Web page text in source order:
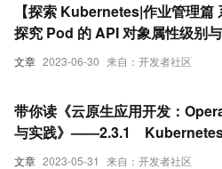
文章 2023-06-30 来自：开发者社区
【探索 Kubernetes|作业管理篇
探究 Pod 的 API 对象属性级别
用法
文章 2023-05-31 来自：开发者社区
带你读《云原生应用开发：
与实践》——2.3.1
问控制